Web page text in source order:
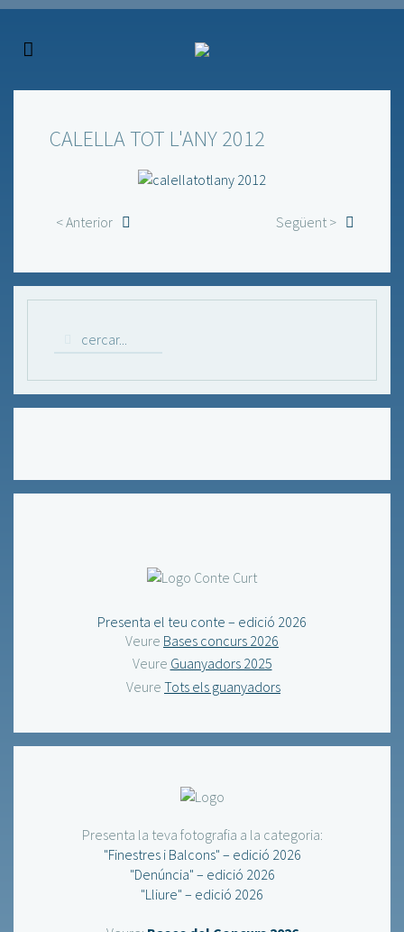
CALELLA TOT L'ANY 2012
< Anterior Següent >
Presenta el teu conte – edició 2026
Veure Bases concurs 2026
Veure Guanyadors 2025
Veure Tots els guanyadors
Presenta la teva fotografia a la categoria:
"Finestres i Balcons" – edició 2026
"Denúncia" – edició 2026
"Lliure" – edició 2026